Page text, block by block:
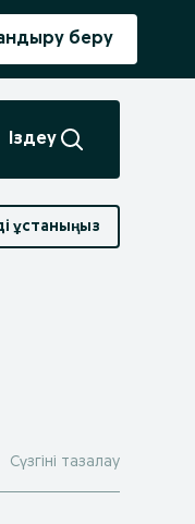
беру
Іздеу
ұстаныңыз
Сүзгіні тазалау